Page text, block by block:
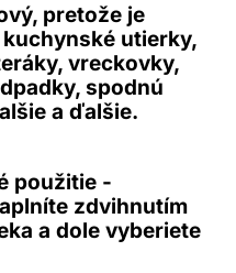
pretože je
utierky,
vreckovky,
spodnú
a ďalšie.
použitie -
zdvihnutím
a dole vyberiete